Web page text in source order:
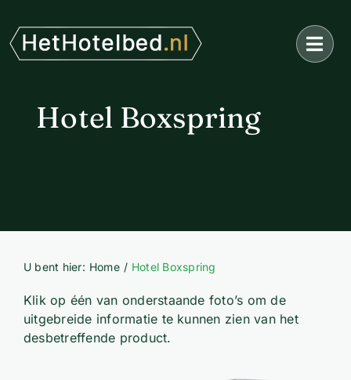
naar
inhoud
Hotel Boxspring
U bent hier: Home Hotel Boxspring
Klik op één van onderstaande foto’s om de
uitgebreide informatie te kunnen zien van het
desbetreffende product.